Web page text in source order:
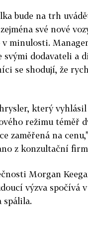
bude na trh
své nové
minulosti.
svými dodavateli a
se shodují, že
který vyhlásil
režimu téměř
zaměřená na
z konzultační
Morgan
výzva spočívá
spálila.